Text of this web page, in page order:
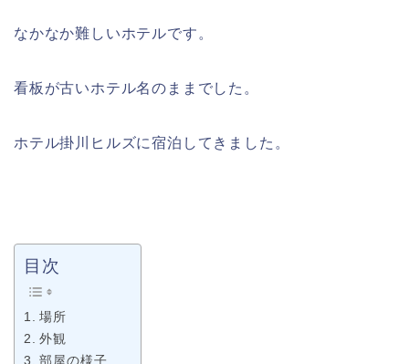
なかなか難しいホテルです。
看板が古いホテル名のままでした。
ホテル掛川ヒルズに宿泊してきました。
目次
場所
外観
部屋の様子